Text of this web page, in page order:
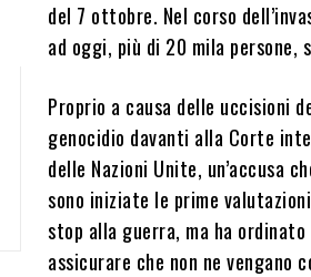
del 7 ottobre. Nel corso
ad oggi, più di 20 mila
Proprio a causa delle uccisioni
genocidio davanti alla Corte
delle Nazioni Unite, un’accusa
sono iniziate le prime
stop alla guerra, ma ha
assicurare che non ne vengano